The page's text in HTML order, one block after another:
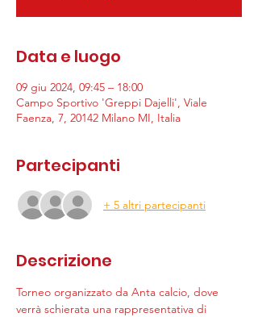
Data e luogo
09 giu 2024, 09:45 – 18:00
Campo Sportivo 'Greppi Dajelli', Viale
Faenza, 7, 20142 Milano MI, Italia
Partecipanti
+ 5 altri partecipanti
Descrizione
Torneo organizzato da Anta calcio, dove
verrà schierata una rappresentativa di